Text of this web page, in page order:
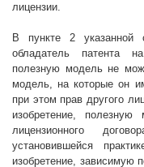
лицензии.
В пункте 2 указанной
обладатель патента
полезную модель не
модель, на которые он
при этом прав другого
изобретение, полезную
лицензионного
установившейся
изобретение, зависимую